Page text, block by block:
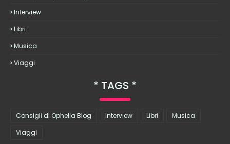
Interview
Libri
Musica
Viaggi
TAGS
Consigli di Ophelia Blog Interview Libri
Musica
Viaggi